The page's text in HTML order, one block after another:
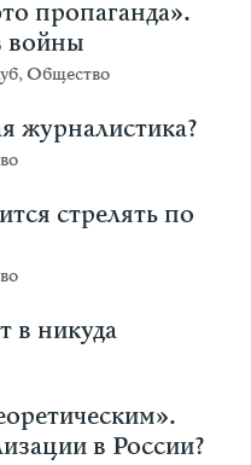
пропаганда».
войны
,Общество
журналистика?
стрелять по
в никуда
в России?